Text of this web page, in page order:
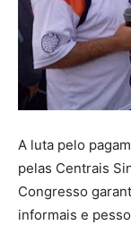
A luta pelo
pelas Centrais
Congresso
informais e